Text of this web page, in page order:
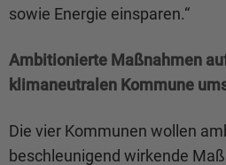
sowie Energie einsparen.“
Ambitionierte Maßnahmen
klimaneutralen Kommune
Die vier Kommunen wollen
beschleunigend wirkende